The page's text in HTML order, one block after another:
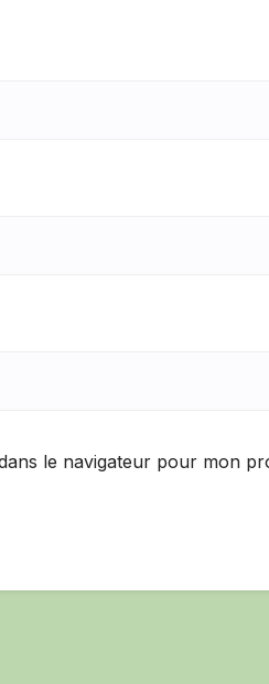
le navigateur pour mon